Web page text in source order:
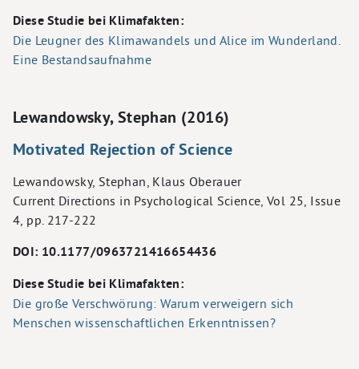
Diese Studie bei Klimafakten:
Die Leugner des Klimawandels und Alice im Wunderland.
Eine Bestandsaufnahme
Lewandowsky, Stephan (2016)
Motivated Rejection of Science
Lewandowsky, Stephan, Klaus Oberauer
Current Directions in Psychological Science, Vol 25, Issue
4, pp. 217-222
DOI: 10.1177/0963721416654436
Diese Studie bei Klimafakten:
Die große Verschwörung: Warum verweigern sich
Menschen wissenschaftlichen Erkenntnissen?